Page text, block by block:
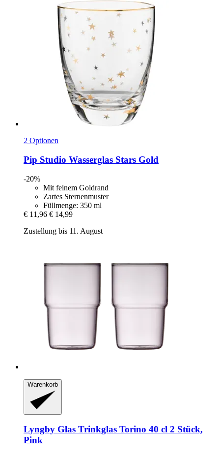
2 Optionen
Pip Studio Wasserglas Stars Gold
-20%
Mit feinem Goldrand
Zartes Sternenmuster
Füllmenge: 350 ml
€ 11,96 € 14,99
Zustellung bis 11. August
Warenkorb
Lyngby Glas Trinkglas Torino 40 cl 2 Stück,
Pink